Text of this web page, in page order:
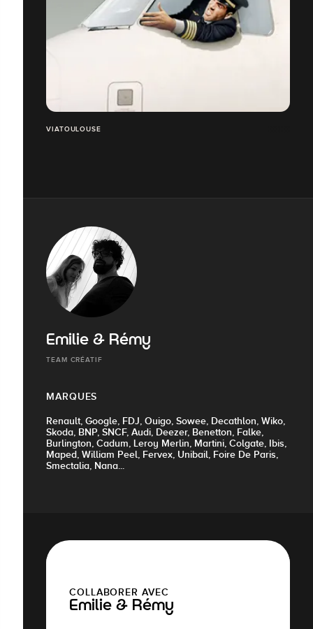
VIATOULOUSE
Emilie & Rémy
TEAM CRÉATIF
MARQUES
Renault, Google, FDJ, Ouigo, Sowee, Decathlon, Wiko,
Skoda, BNP, SNCF, Audi, Deezer, Benetton, Falke,
Burlington, Cadum, Leroy Merlin, Martini, Colgate, Ibis,
Maped, William Peel, Fervex, Unibail, Foire De Paris,
Smectalia, Nana...
COLLABORER AVEC
Emilie & Rémy